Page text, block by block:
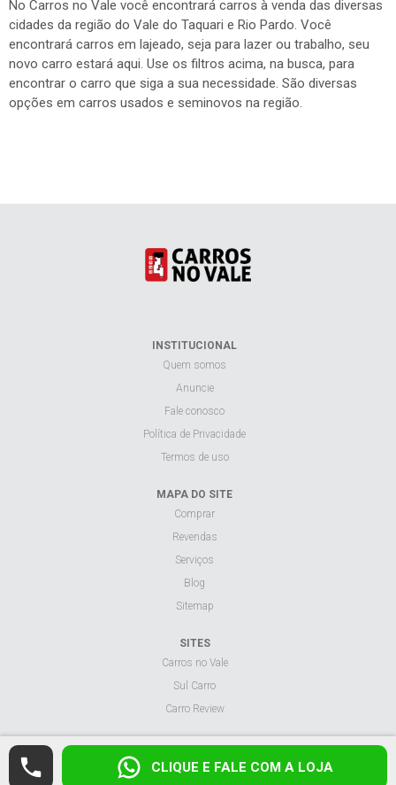
CLIQUE E FALE COM A LOJA
cidades da região do Vale do Taquari e Rio Pardo. Você
encontrará carros em lajeado, seja para lazer ou trabalho, seu
novo carro estará aqui. Use os filtros acima, na busca, para
encontrar o carro que siga a sua necessidade. São diversas
opções em carros usados e seminovos na região.
INSTITUCIONAL
Quem somos
Anuncie
Fale conosco
Política de Privacidade
Termos de uso
MAPA DO SITE
Comprar
Revendas
Serviços
Blog
Sitemap
SITES
Carros no Vale
Sul Carro
Carro Review